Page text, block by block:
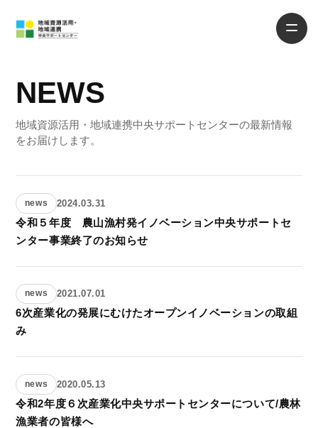
NEWS
地域資源活用・地域連携中央サポートセンターの最新情報
をお届けします。
news 2024.03.31
令和５年度 農山漁村発イノベーション中央サポートセ
ンター事業終了のお知らせ
news 2021.07.01
6次産業化の発展にむけたオープンイノベーションの取組
み
news 2020.05.13
令和2年度６次産業化中央サポートセンターについて/農林
漁業者の皆様へ